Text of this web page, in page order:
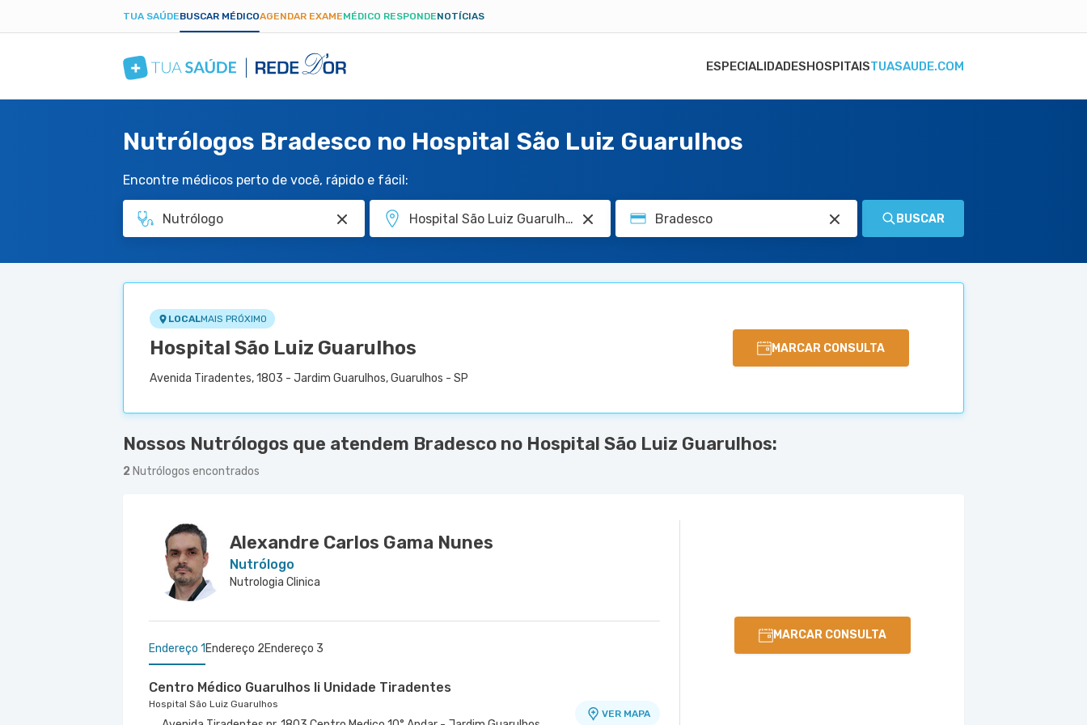
TUA SAÚDEBUSCAR MÉDICOAGENDAR EXAMEMÉDICO RESPONDENOTÍCIAS
ESPECIALIDADESHOSPITAISTUASAUDE.COM
Nutrólogos Bradesco no Hospital São Luiz Guarulhos
Encontre médicos perto de você, rápido e fácil:
BUSCAR
LOCALMAIS PRÓXIMO
Hospital São Luiz Guarulhos
Avenida Tiradentes, 1803 - Jardim Guarulhos, Guarulhos - SP
MARCAR CONSULTA
Nossos Nutrólogos que atendem Bradesco no Hospital São Luiz Guarulhos:
2 Nutrólogos encontrados
Alexandre Carlos Gama Nunes
Nutrólogo
Nutrologia Clinica
MARCAR CONSULTA
Endereço 1 Endereço 2Endereço 3
Centro Médico Guarulhos Ii Unidade Tiradentes
Hospital São Luiz Guarulhos
VER MAPA